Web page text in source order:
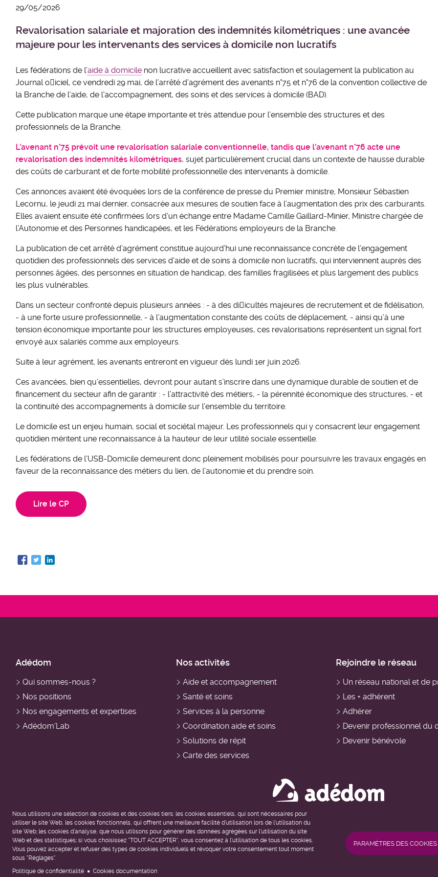
29/05/2026
Revalorisation salariale et majoration des indemnités kilométriques : une avancée
majeure pour les intervenants des services à domicile non lucratifs
Les fédérations de l’aide à domicile non lucrative accueillent avec satisfaction et soulagement la publication au
Journal o􀆯iciel, ce vendredi 29 mai, de l’arrêté d’agrément des avenants n°75 et n°76 de la convention collective de
la Branche de l’aide, de l’accompagnement, des soins et des services à domicile (BAD).
Cette publication marque une étape importante et très attendue pour l’ensemble des structures et des
professionnels de la Branche.
L’avenant n°75 prévoit une revalorisation salariale conventionnelle, tandis que l’avenant n°76 acte une
revalorisation des indemnités kilométriques, sujet particulièrement crucial dans un contexte de hausse durable
des coûts de carburant et de forte mobilité professionnelle des intervenants à domicile.
Ces annonces avaient été évoquées lors de la conférence de presse du Premier ministre, Monsieur Sébastien
Lecornu, le jeudi 21 mai dernier, consacrée aux mesures de soutien face à l’augmentation des prix des carburants.
Elles avaient ensuite été confirmées lors d’un échange entre Madame Camille Gaillard-Minier, Ministre chargée de
l’Autonomie et des Personnes handicapées, et les Fédérations employeurs de la Branche.
La publication de cet arrêté d’agrément constitue aujourd’hui une reconnaissance concrète de l’engagement
quotidien des professionnels des services d’aide et de soins à domicile non lucratifs, qui interviennent auprès des
personnes âgées, des personnes en situation de handicap, des familles fragilisées et plus largement des publics
les plus vulnérables.
Dans un secteur confronté depuis plusieurs années : - à des di􀆯icultés majeures de recrutement et de fidélisation,
- à une forte usure professionnelle, - à l’augmentation constante des coûts de déplacement, - ainsi qu’à une
tension économique importante pour les structures employeuses, ces revalorisations représentent un signal fort
envoyé aux salariés comme aux employeurs.
Suite à leur agrément, les avenants entreront en vigueur dès lundi 1er juin 2026.
Ces avancées, bien qu’essentielles, devront pour autant s’inscrire dans une dynamique durable de soutien et de
financement du secteur afin de garantir : - l’attractivité des métiers, - la pérennité économique des structures, - et
la continuité des accompagnements à domicile sur l’ensemble du territoire.
Le domicile est un enjeu humain, social et sociétal majeur. Les professionnels qui y consacrent leur engagement
quotidien méritent une reconnaissance à la hauteur de leur utilité sociale essentielle.
Les fédérations de l’USB-Domicile demeurent donc pleinement mobilisés pour poursuivre les travaux engagés en
faveur de la reconnaissance des métiers du lien, de l’autonomie et du prendre soin.
Lire le CP
Menu
contact
ADDM
-
Navigation
Adédom
Qui sommes-nous ?
Nos positions
Nos engagements et expertises
Adédom'Lab
Nos activités
Aide et accompagnement
Santé et soins
Services à la personne
Coordination aide et soins
Solutions de répit
Carte des services
Rejoindre le réseau
Un réseau national et de
Les + adhérent
Adhérer
Devenir professionnel du
Devenir bénévole
ADDM
-
Gestion des cookies Accessibilité
Nous utilisons une sélection de cookies et des cookies tiers: les cookies essentiels, qui sont nécessaires pour
utiliser le site Web, les cookies fonctionnels, qui offrent une meilleure facilité d'utilisation lors de l'utilisation du
site Web; les cookies d'analyse, que nous utilisons pour générer des données agrégées sur l'utilisation du site
Web et des statistiques; si vous choisissez "TOUT ACCEPTER", vous consentez à l'utilisation de tous les cookies.
Vous pouvez accepter et refuser des types de cookies individuels et révoquer votre consentement tout moment
sous "Réglages".
Politique de confidentialité
Cookies documentation
PARAMÈTRES DES COOKIES